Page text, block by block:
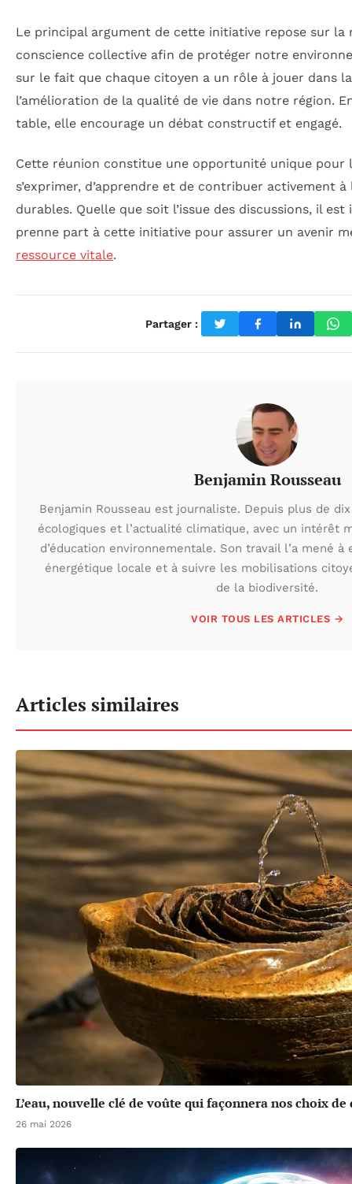
Le principal argument de cette initiative repose sur la
conscience collective afin de protéger notre
sur le fait que chaque citoyen a un rôle à jouer dans
l’amélioration de la qualité de vie dans notre région.
table, elle encourage un débat constructif et engagé.
Cette réunion constitue une opportunité unique pour
s’exprimer, d’apprendre et de contribuer activement
durables. Quelle que soit l’issue des discussions, il
prenne part à cette initiative pour assurer un avenir
ressource vitale.
Partager :
Benjamin Rousseau
Benjamin Rousseau est journaliste. Depuis plus de
écologiques et l’actualité climatique, avec un intérêt
d’éducation environnementale. Son travail l’a mené
énergétique locale et à suivre les mobilisations
de la biodiversité.
VOIR TOUS LES ARTICLES →
Articles similaires
L’eau, nouvelle clé de voûte qui façonnera nos choix
26 mai 2026